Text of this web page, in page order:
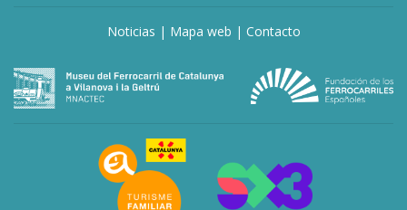
Noticias | Mapa web | Contacto